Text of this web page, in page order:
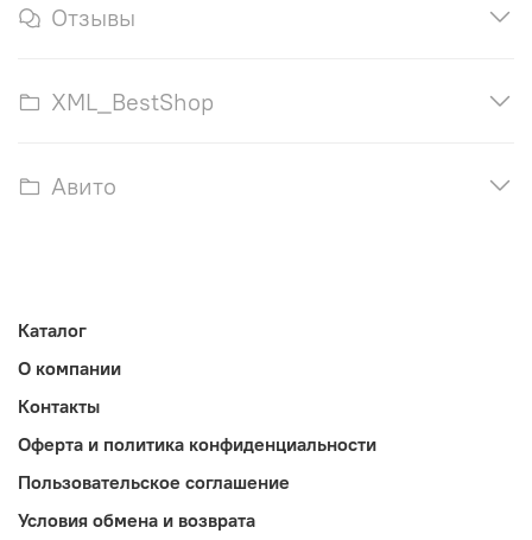
Отзывы
XML_BestShop
Авито
Каталог
О компании
Контакты
Оферта и политика конфиденциальности
Пользовательское соглашение
Условия обмена и возврата